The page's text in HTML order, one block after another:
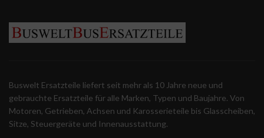
Buswelt Ersatzteile liefert seit mehr als 10 Jahre neue und
gebrauchte Ersatzteile für alle Marken, Typen und Baujahre. Von
Motoren, Getrieben, Achsen und Karosserieteile bis Glasscheiben,
Sitze, Steuergeräte und Innenausstattung.